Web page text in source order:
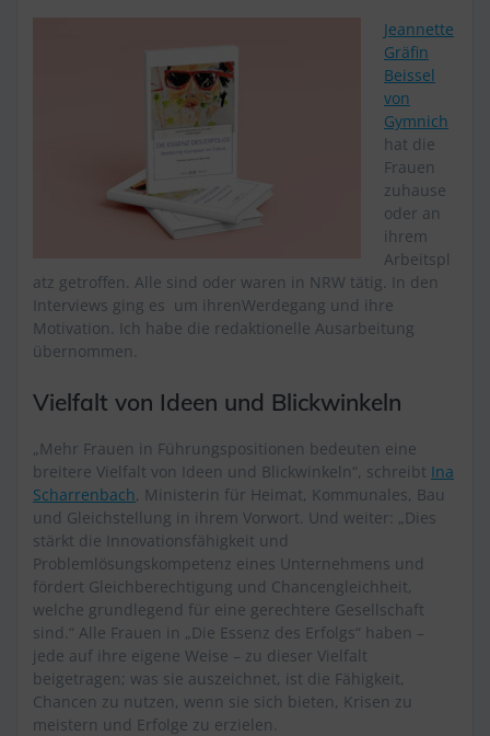
Jeannette
Gräfin
Beissel
von
Gymnich
hat die
Frauen
zuhause
oder an
ihrem
Arbeitspl
atz getroffen. Alle sind oder waren in NRW tätig. In den
Interviews ging es um ihrenWerdegang und ihre
Motivation. Ich habe die redaktionelle Ausarbeitung
übernommen.
Vielfalt von Ideen und Blickwinkeln
„Mehr Frauen in Führungspositionen bedeuten eine
breitere Vielfalt von Ideen und Blickwinkeln“, schreibt Ina
Scharrenbach, Ministerin für Heimat, Kommunales, Bau
und Gleichstellung in ihrem Vorwort. Und weiter: „Dies
stärkt die Innovationsfähigkeit und
Problemlösungskompetenz eines Unternehmens und
fördert Gleichberechtigung und Chancengleichheit,
welche grundlegend für eine gerechtere Gesellschaft
sind.“ Alle Frauen in „Die Essenz des Erfolgs“ haben –
jede auf ihre eigene Weise – zu dieser Vielfalt
beigetragen; was sie auszeichnet, ist die Fähigkeit,
Chancen zu nutzen, wenn sie sich bieten, Krisen zu
meistern und Erfolge zu erzielen.